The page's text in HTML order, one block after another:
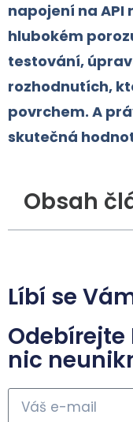
napojení na API
hlubokém
testování,
rozhodnutích,
povrchem. A
skutečná
Obsah
Líbí se
nic